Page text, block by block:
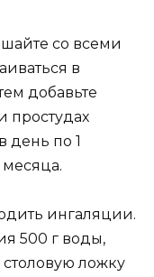
со всеми
в
добавьте
простудах
день по 1
ингаляции.
500 г воды,
столовую ложку